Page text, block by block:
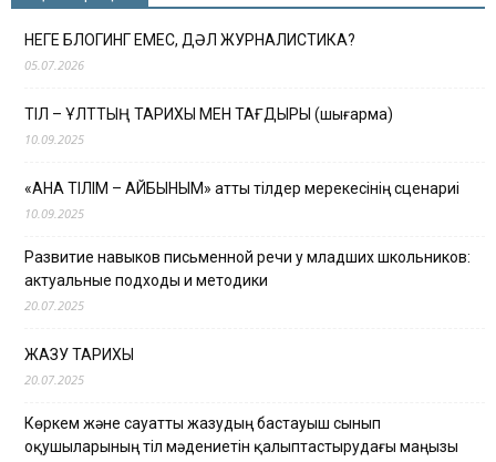
НЕГЕ БЛОГИНГ ЕМЕС, ДӘЛ ЖУРНАЛИСТИКА?
05.07.2026
ТІЛ – ҰЛТТЫҢ ТАРИХЫ МЕН ТАҒДЫРЫ (шығарма)
10.09.2025
«АНА ТІЛІМ – АЙБЫНЫМ» атты тілдер мерекесінің сценариі
10.09.2025
Развитие навыков письменной речи у младших школьников:
актуальные подходы и методики
20.07.2025
ЖАЗУ ТАРИХЫ
20.07.2025
Көркем және сауатты жазудың бастауыш сынып
оқушыларының тіл мәдениетін қалыптастырудағы маңызы